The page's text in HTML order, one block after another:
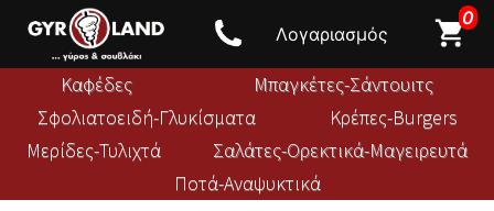
Λογαριασμός
0
Καφέδες
Μπαγκέτες-Σάντουιτς
Σφολιατοειδή-Γλυκίσματα
Κρέπες-Burgers
Μερίδες-Τυλιχτά
Σαλάτες-Ορεκτικά-Μαγειρευτά
Ποτά-Αναψυκτικά